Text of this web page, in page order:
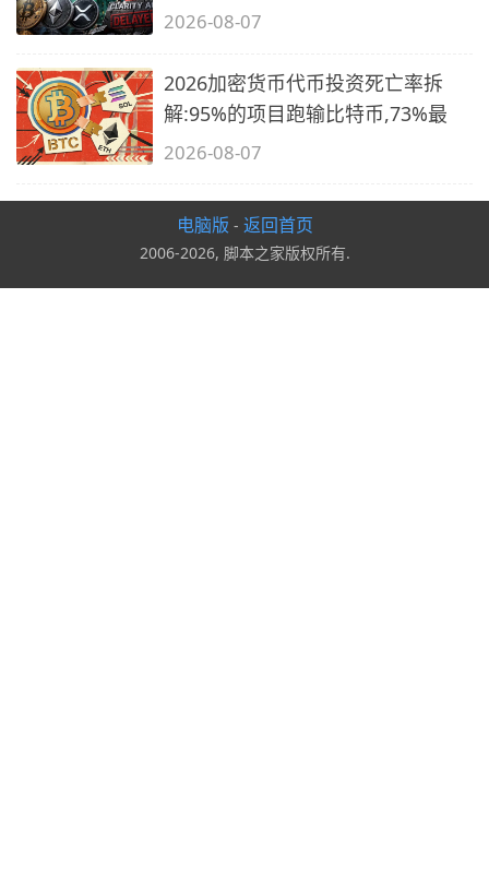
2026-08-07
2026加密货币代币投资死亡率拆
解:95%的项目跑输比特币,73%最
2026-08-07
电脑版 - 返回首页
2006-2026, 脚本之家版权所有.